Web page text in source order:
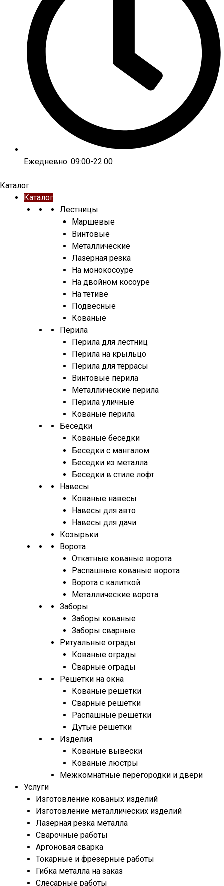
Ежедневно: 09:00-22:00
Каталог
Каталог
Лестницы
Маршевые
Винтовые
Металлические
Лазерная резка
На монокосоуре
На двойном косоуре
На тетиве
Подвесные
Кованые
Перила
Перила для лестниц
Перила на крыльцо
Перила для террасы
Винтовые перила
Металлические перила
Перила уличные
Кованые перила
Беседки
Кованые беседки
Беседки с мангалом
Беседки из металла
Беседки в стиле лофт
Навесы
Кованые навесы
Навесы для авто
Навесы для дачи
Козырьки
Ворота
Откатные кованые ворота
Распашные кованые ворота
Ворота с калиткой
Металлические ворота
Заборы
Заборы кованые
Заборы сварные
Ритуальные ограды
Кованые ограды
Сварные ограды
Решетки на окна
Кованые решетки
Сварные решетки
Распашные решетки
Дутые решетки
Изделия
Кованые вывески
Кованые люстры
Межкомнатные перегородки и двери
Услуги
Изготовление кованых изделий
Изготовление металлических изделий
Лазерная резка металла
Сварочные работы
Аргоновая сварка
Токарные и фрезерные работы
Гибка металла на заказ
Слесарные работы